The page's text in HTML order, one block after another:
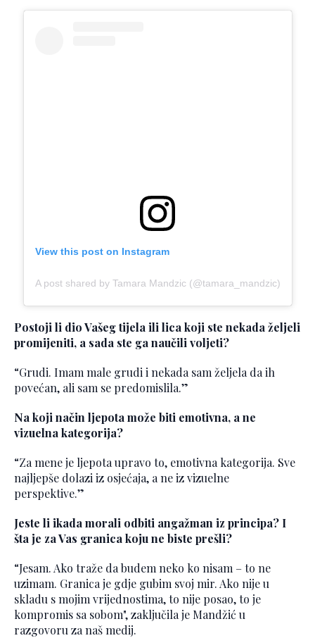
View this post on Instagram
A post shared by Tamara Mandzic (@tamara_mandzic)
Postoji li dio Vašeg tijela ili lica koji ste nekada željeli
promijeniti, a sada ste ga naučili voljeti?
“Grudi. Imam male grudi i nekada sam željela da ih
povećan, ali sam se predomislila.”
Na koji način ljepota može biti emotivna, a ne
vizuelna kategorija?
“Za mene je ljepota upravo to, emotivna kategorija. Sve
najljepše dolazi iz osjećaja, a ne iz vizuelne
perspektive.”
Jeste li ikada morali odbiti angažman iz principa? I
šta je za Vas granica koju ne biste prešli?
“Jesam. Ako traže da budem neko ko nisam – to ne
uzimam. Granica je gdje gubim svoj mir. Ako nije u
skladu s mojim vrijednostima, to nije posao, to je
kompromis sa sobom", zaključila je Mandžić u
razgovoru za naš medij.